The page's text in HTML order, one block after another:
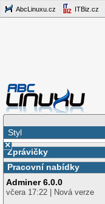
AbcLinuxu.cz ITBiz.cz
Styl
×
Zprávičky
Pracovní nabídky
Adminer 6.0.0
včera 17:22 | Nová verze